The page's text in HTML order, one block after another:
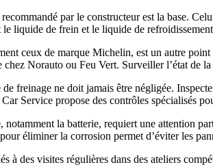
par le constructeur est la base.
liquide de frein et le liquide de
ceux de marque Michelin, est un autre
Norauto ou Feu Vert. Surveiller l’état de
freinage ne doit jamais être négligée.
Service propose des contrôles spécialisés
notamment la batterie, requiert une attention
éliminer la corrosion permet d’éviter les
à des visites régulières dans des ateliers